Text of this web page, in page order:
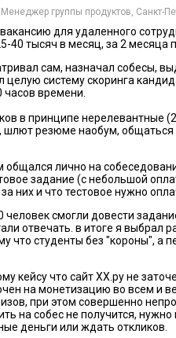
сообщество с большим
посты. Следить за
грамотность, соблюдение
удачей будет ситуация, при
какой-то пользователь.
это джекпот, который
метод единожды дал
накануне старта ЧМ-
а сроки поджимали.
метод.
в одной из спортивных
его
от большинства.
тестовый день, а спустя
поэтому его можно
Менеджер группы продуктов, Санкт-
для удаленного
40 тысяч в месяц, за 2 месяца
сам, назначал собесы,
целую систему скоринга
часов времени.
в принципе нерелевантные
шлют резюме наобум,
общался лично на
задание (с небольшой
них и что тестовое нужно
человек смогли довести
отвечать. в итоге я выбрал
что студенты без "короны", а
кейсу что сайт ХХ.ру не
на монетизацию во всем и
при этом совершенно
на собес не получится, нужно
деньги или ждать откликов.